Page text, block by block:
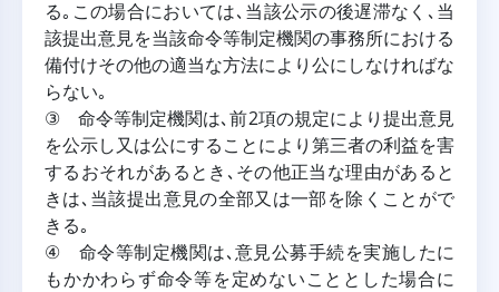
る｡この場合においては､当該公示の後遅滞なく､当
該提出意見を当該命令等制定機関の事務所における
備付けその他の適当な方法により公にしなければな
らない｡
③ 命令等制定機関は､前2項の規定により提出意見
を公示し又は公にすることにより第三者の利益を害
するおそれがあるとき､その他正当な理由があると
きは､当該提出意見の全部又は一部を除くことがで
きる｡
④ 命令等制定機関は､意見公募手続を実施したに
もかかわらず命令等を定めないこととした場合に